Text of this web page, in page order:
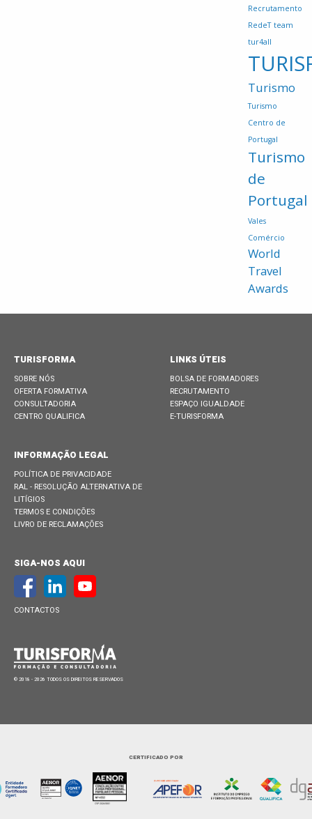
Recrutamento
RedeT team
tur4all
Turismo
Turismo
Centro de
Portugal
Turismo
de
Portugal
Vales
Comércio
World
Travel
Awards
TURISFORMA
SOBRE NÓS
OFERTA FORMATIVA
CONSULTADORIA
CENTRO QUALIFICA
LINKS ÚTEIS
BOLSA DE FORMADORES
RECRUTAMENTO
ESPAÇO IGUALDADE
E-TURISFORMA
INFORMAÇÃO LEGAL
POLÍTICA DE PRIVACIDADE
RAL - RESOLUÇÃO ALTERNATIVA DE
LITÍGIOS
TERMOS E CONDIÇÕES
LIVRO DE RECLAMAÇÕES
SIGA-NOS AQUI
CONTACTOS
© 2018 - 2026 TODOS OS DIREITOS RESERVADOS
CERTIFICADO POR